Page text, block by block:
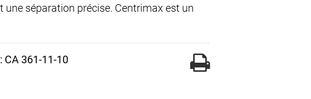
séparation précise. Centrimax est un
CA 361-11-10